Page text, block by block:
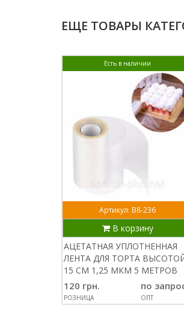
ЕЩЕ ТОВАРЫ
Есть в наличии
Артикул: В8-236
В корзину
АЦЕТАТНАЯ УПЛОТНЕННАЯ
ЛЕНТА ДЛЯ ТОРТА
15 СМ 1,25 МКМ 5 МЕТРОВ
120 грн.
РОЗНИЦА
по
ОПТ